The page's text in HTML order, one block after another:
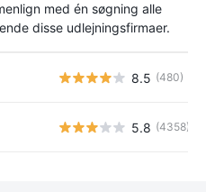
med én søgning alle
disse udlejningsfirmaer.
8.5 (480)
5.8 (4358)